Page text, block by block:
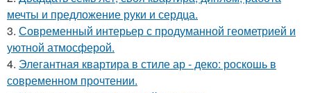
мечты и предложение руки и сердца.
3. Современный интерьер с продуманной геометрией и
уютной атмосферой.
4. Элегантная квартира в стиле ар - деко: роскошь в
современном прочтении.